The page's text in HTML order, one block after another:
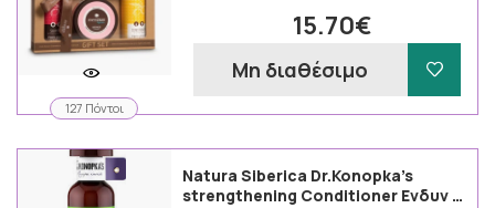
127 Πόντοι
15.70€
Μη διαθέσιμο
Natura Siberica Dr.Konopka's
strengthening Conditioner Ενδυν …